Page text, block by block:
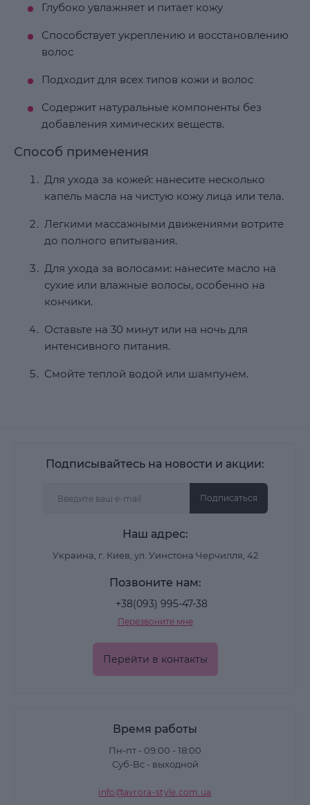
Глубоко увлажняет и питает кожу
Способствует укреплению и восстановлению
волос
Подходит для всех типов кожи и волос
Содержит натуральные компоненты без
добавления химических веществ.
Способ применения
Для ухода за кожей: нанесите несколько
капель масла на чистую кожу лица или тела.
Легкими массажными движениями вотрите
до полного впитывания.
Для ухода за волосами: нанесите масло на
сухие или влажные волосы, особенно на
кончики.
Оставьте на 30 минут или на ночь для
интенсивного питания.
Смойте теплой водой или шампунем.
Подписывайтесь на новости и акции:
Подписаться
Наш адрес:
Украина, г. Киев, ул. Уинстона Черчилля, 42
Позвоните нам:
+38(093) 995-47-38
Перезвоните мне
Перейти в контакты
Время работы
Пн-пт - 09:00 - 18:00
Суб-Вс - выходной
info@avrora-style.com.ua